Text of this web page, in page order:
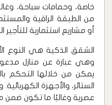
خاصة، وحمامات سباحة،
من الطبقة الراقية
أو مشاريع استثمارية
‏الشقق الذكية هي النوع
وهي عبارة عن منازل
يمكن من خلالها التحكم
الستائر، والأجهزة
عصرية وغالبًا ما تكون ضمن